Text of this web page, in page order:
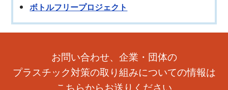
ボトルフリープロジェクト
お問い合わせ、企業・団体の
プラスチック対策の取り組みについての情報は
こちらからお送りください